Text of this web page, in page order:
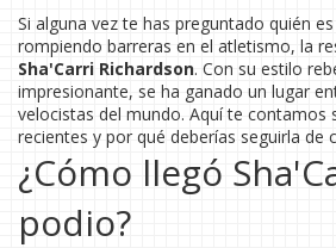
Si alguna vez te has preguntado quién
rompiendo barreras en el atletismo, la
Sha'Carri Richardson. Con su estilo
impresionante, se ha ganado un lugar
velocistas del mundo. Aquí te contamos
recientes y por qué deberías seguirla de
¿Cómo llegó
podio?